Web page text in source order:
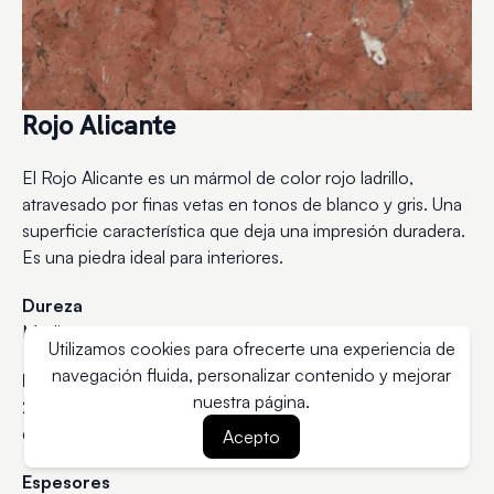
Rojo Alicante
El Rojo Alicante es un mármol de color rojo ladrillo,
atravesado por finas vetas en tonos de blanco y gris. Una
superficie característica que deja una impresión duradera.
Es una piedra ideal para interiores.
Dureza
Media
Formato
2.7 x 1.6m
*Cada bloque es único, por lo cual la medida
de las placas es variable.
Espesores
Utilizamos cookies para ofrecerte una experiencia de
navegación fluida, personalizar contenido y mejorar
nuestra página.
Acepto